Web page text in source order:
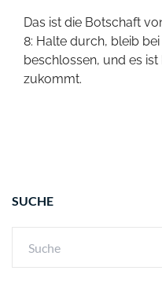
Das ist die Botschaft
8: Halte durch, bleib
beschlossen, und es
zukommt.
SUCHE